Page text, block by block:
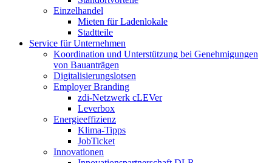
Einzelhandel
Mieten für Ladenlokale
Stadtteile
Service für Unternehmen
Koordination und Unterstützung bei Genehmigungen
von Bauanträgen
Digitalisierungslotsen
Employer Branding
zdi-Netzwerk cLEVer
Leverbox
Energieeffizienz
Klima-Tipps
JobTicket
Innovationen